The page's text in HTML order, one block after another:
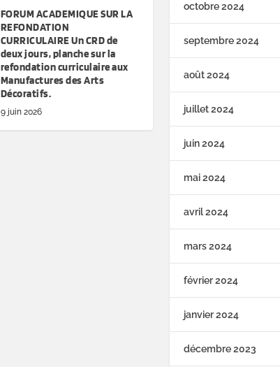
FORUM ACADEMIQUE SUR LA
REFONDATION
CURRICULAIRE Un CRD de
deux jours, planche sur la
refondation curriculaire aux
Manufactures des Arts
Décoratifs.
9 juin 2026
octobre 2024
septembre 2024
août 2024
juillet 2024
juin 2024
mai 2024
avril 2024
mars 2024
février 2024
janvier 2024
décembre 2023